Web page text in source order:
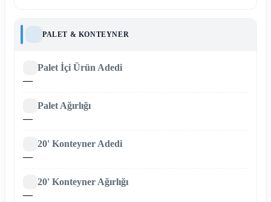
PALET & KONTEYNER
Palet İçi Ürün Adedi
—
Palet Ağırlığı
—
20' Konteyner Adedi
—
20' Konteyner Ağırlığı
—